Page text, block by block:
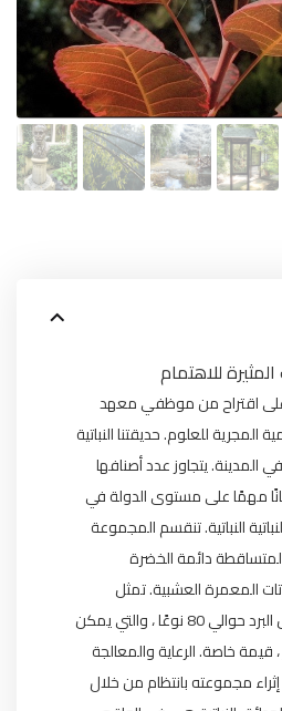
للاهتمام
اقتراح من موظفي معهد
المجرية للعلوم. حديقتنا النباتية
يتجاوز عدد أصنافها
مهمًا على مستوى الدولة في
النباتية. تنقسم المجموعة
دائمة الخضرة
المعمرة العشبية. تمثل
مجموعة البامبو التي تتحمل البرد حوالي 80 نوعًا ، والتي يمكن
قيمة خاصة. الرعاية والمعالجة
إثراء مجموعته بانتظام من خلال